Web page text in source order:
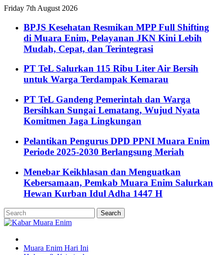
Friday 7th August 2026
BPJS Kesehatan Resmikan MPP Full Shifting
di Muara Enim, Pelayanan JKN Kini Lebih
Mudah, Cepat, dan Terintegrasi
PT TeL Salurkan 115 Ribu Liter Air Bersih
untuk Warga Terdampak Kemarau
PT TeL Gandeng Pemerintah dan Warga
Bersihkan Sungai Lematang, Wujud Nyata
Komitmen Jaga Lingkungan
Pelantikan Pengurus DPD PPNI Muara Enim
Periode 2025-2030 Berlangsung Meriah
Menebar Keikhlasan dan Menguatkan
Kebersamaan, Pemkab Muara Enim Salurkan
Hewan Kurban Idul Adha 1447 H
Muara Enim Hari Ini